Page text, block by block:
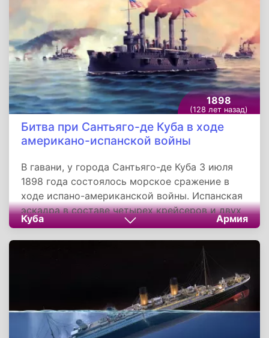
трансмиссией и тормозным механизмом. Тем
не менее, Бенц не смог разработать
приемлемого решения для осуществления
регулировки направления движения
автомобиля.
1898
(128 лет назад)
Битва при Сантьяго-де Куба в ходе
американо-испанской войны
В гавани, у города Сантьяго-де Куба 3 июля
1898 года состоялось морское сражение в
ходе испано-американской войны. Испанская
эскадра в составе четырех крейсеров и двух
эсминцев под командованием адмирала
Паскуаля Серверы, сначала была блокирована
в бухте, а затем была разбита американским
флотом. Это поражение лишило Испанию
своего флота и статуса морской державы, а
также привело к проигрышу в войне.
Куба Армия